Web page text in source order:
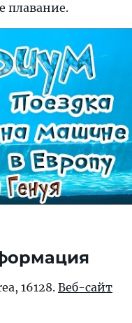
плавание.
16128. Веб-сайт